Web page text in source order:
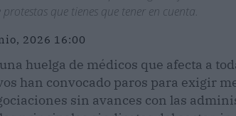
que tienes que tener en cuenta.
2026 16:00
huelga de médicos que afecta a
han convocado paros para exigir
sin avances con las